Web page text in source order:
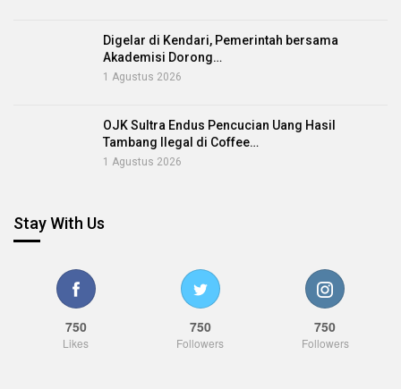
Digelar di Kendari, Pemerintah bersama
Akademisi Dorong…
1 Agustus 2026
OJK Sultra Endus Pencucian Uang Hasil
Tambang Ilegal di Coffee…
1 Agustus 2026
Stay With Us
750
Likes
750
Followers
750
Followers